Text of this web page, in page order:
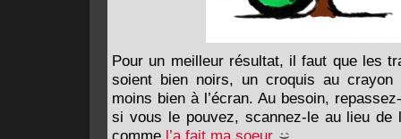
Pour un meilleur résultat, il faut que les
soient bien noirs, un croquis au crayon
moins bien à l’écran. Au besoin,
si vous le pouvez, scannez-le au lieu de
comme l’a fait ma soeur